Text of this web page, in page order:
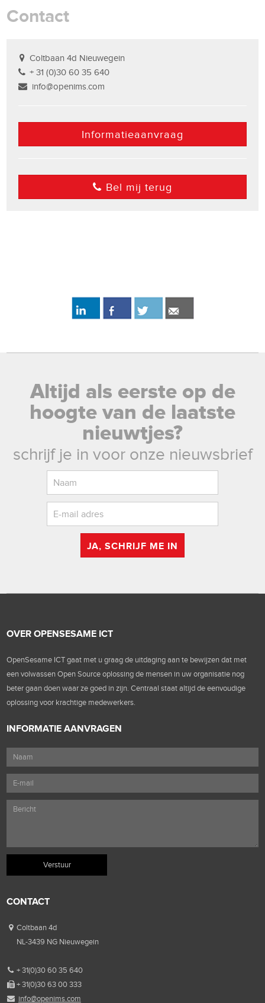
Contact
Coltbaan 4d Nieuwegein
+ 31 (0)30 60 35 640
info@openims.com
Informatieaanvraag
Bel mij terug
Altijd als eerste op de
hoogte van de laatste
nieuwtjes?
schrijf je in voor onze nieuwsbrief
JA, SCHRIJF ME IN
OVER OPENSESAME ICT
OpenSesame ICT gaat met u graag de uitdaging aan te bewijzen dat met
een volwassen Open Source oplossing de mensen in uw organisatie nog
beter gaan doen waar ze goed in zijn. Centraal staat altijd de eenvoudige
oplossing voor krachtige medewerkers.
INFORMATIE AANVRAGEN
CONTACT
Coltbaan 4d
NL-3439 NG Nieuwegein
+ 31(0)30 60 35 640
+ 31(0)30 63 00 333
info@openims.com